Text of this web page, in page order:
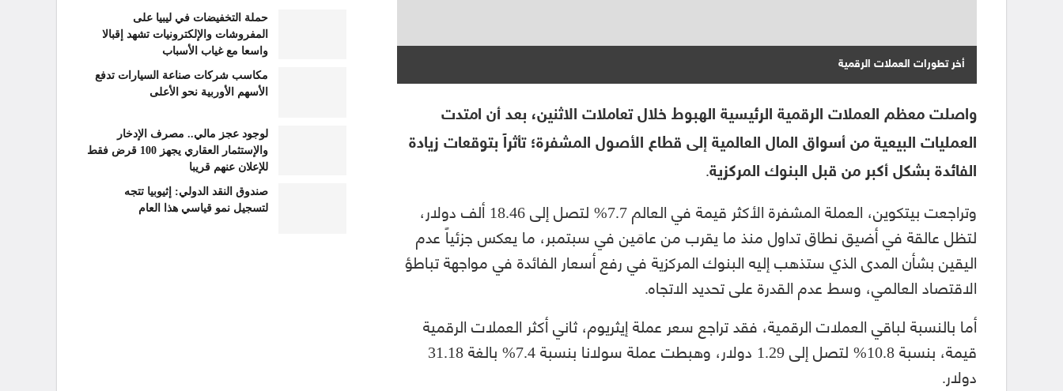
أخر تطورات العملات الرقمية
واصلت معظم العملات الرقمية الرئيسية الهبوط خلال تعاملات الاثنين، بعد أن امتدت
العمليات البيعية من أسواق المال العالمية إلى قطاع الأصول المشفرة؛ تأثراً بتوقعات زيادة
الفائدة بشكل أكبر من قبل البنوك المركزية.
وتراجعت بيتكوين، العملة المشفرة الأكثر قيمة في العالم 7.7% لتصل إلى 18.46 ألف دولار،
لتظل عالقة في أضيق نطاق تداول منذ ما يقرب من عامَين في سبتمبر، ما يعكس جزئياً عدم
اليقين بشأن المدى الذي ستذهب إليه البنوك المركزية في رفع أسعار الفائدة في مواجهة تباطؤ
الاقتصاد العالمي، وسط عدم القدرة على تحديد الاتجاه.
أما بالنسبة لباقي العملات الرقمية، فقد تراجع سعر عملة إيثريوم، ثاني أكثر العملات الرقمية
قيمة، بنسبة 10.8% لتصل إلى 1.29 دولار، وهبطت عملة سولانا بنسبة 7.4% بالغة 31.18
دولار.
حملة التخفيضات في ليبيا على
المفروشات والإلكترونيات تشهد إقبالا
واسعا مع غياب الأسباب
مكاسب شركات صناعة السيارات تدفع
الأسهم الأوربية نحو الأعلى
لوجود عجز مالي.. مصرف الإدخار
والإستثمار العقاري يجهز 100 قرض فقط
للإعلان عنهم قريبا
صندوق النقد الدولي: إثيوبيا تتجه
لتسجيل نمو قياسي هذا العام